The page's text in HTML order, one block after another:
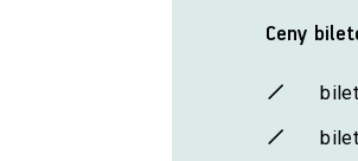
Ceny